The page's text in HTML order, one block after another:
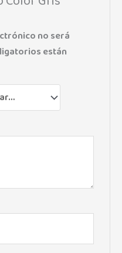
no será
están